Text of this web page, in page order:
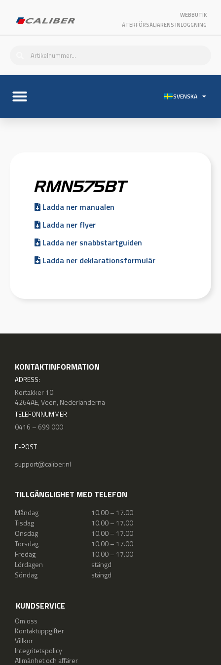
WEBBUTIK
ÅTERFÖRSÄLJARENS INLOGGNING
SVENSKA
RMN575BT
Ladda ner manualen
Ladda ner flyer
Ladda ner snabbstartguiden
Ladda ner deklarationsformulär
KONTAKTINFORMATION
ADRESS:
Kortakker 10
4264AE, Veen, Nederländerna
TELEFONNUMMER
0416 – 699 000
E-POST
support@caliber.nl
TILLGÄNGLIGHET MED TELEFON
Måndag
10.00 – 17.00
Tisdag
10.00 – 17.00
Onsdag
10.00 – 17.00
Torsdag
10.00 – 17.00
Fredag
10.00 – 17.00
Lördagen
stängd
Söndag
stängd
KUNDSERVICE
Om oss
Kontaktuppgifter
Villkor
Integritetspolicy
Allmänhet och affärer